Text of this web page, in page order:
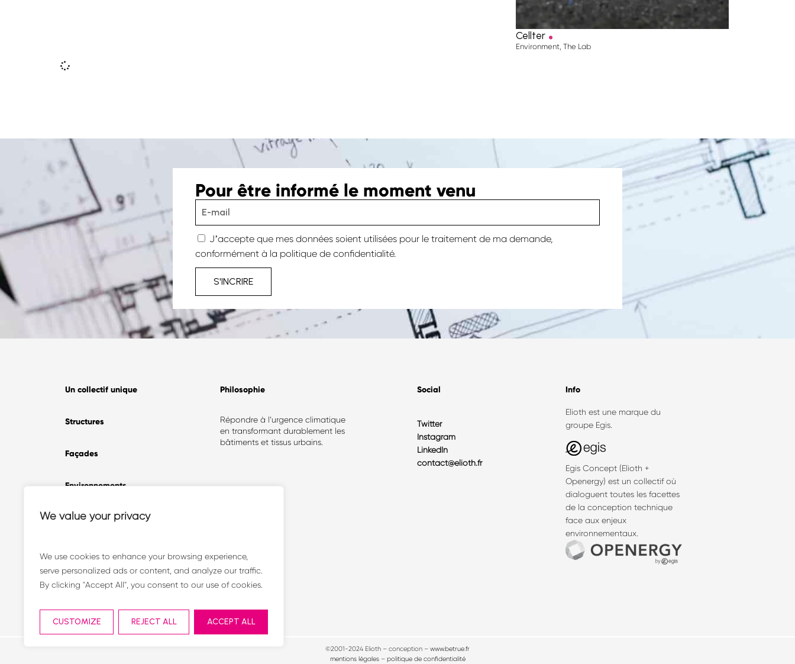
We value your privacy
We use cookies to enhance your browsing experience,
serve personalized ads or content, and analyze our traffic.
By clicking "Accept All", you consent to our use of cookies.
CUSTOMIZE REJECT ALL ACCEPT ALL
Cellter .
Environment The Lab
Pour être informé le moment venu
Jʼaccepte que mes données soient utilisées pour le traitement de ma demande,
conformément à la politique de confidentialité.
S'INCRIRE
Un collectif unique
Structures
Façades
Environnements
Trajectoires
Idées & news
Philosophie​
Répondre à l’urgence climatique
en transformant durablement les
bâtiments et tissus urbains.
Social
Twitter
Instagram
LinkedIn
contact@elioth.fr
Info
Elioth est une marque du
groupe Egis.
Egis Concept (Elioth +
Openergy) est un collectif où
dialoguent toutes les facettes
de la conception technique
face aux enjeux
environnementaux.
©2001-2024 Elioth – conception – www.betrue.fr
mentions légales– politique de confidentialité